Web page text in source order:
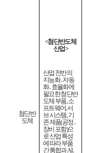
첨단반
도체
<첨단반도체
산업>
산업 전반의
지능화․자동
화․ 효율화에
필요한 첨단반
도체 부품, 소
프트웨어 ,서
브 시스템 기
존 제품(공정 ․
장비 포함)으
로 산업 특성
에 따라 부품
간 통합과AI․